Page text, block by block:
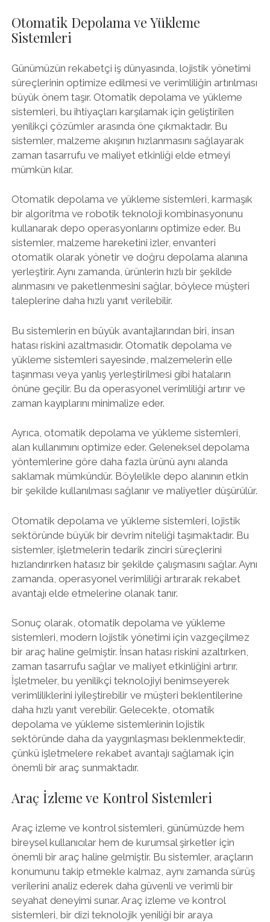
Otomatik Depolama ve Yükleme
Sistemleri
Günümüzün rekabetçi iş dünyasında, lojistik yönetimi
süreçlerinin optimize edilmesi ve verimliliğin artırılması
büyük önem taşır. Otomatik depolama ve yükleme
sistemleri, bu ihtiyaçları karşılamak için geliştirilen
yenilikçi çözümler arasında öne çıkmaktadır. Bu
sistemler, malzeme akışının hızlanmasını sağlayarak
zaman tasarrufu ve maliyet etkinliği elde etmeyi
mümkün kılar.
Otomatik depolama ve yükleme sistemleri, karmaşık
bir algoritma ve robotik teknoloji kombinasyonunu
kullanarak depo operasyonlarını optimize eder. Bu
sistemler, malzeme hareketini izler, envanteri
otomatik olarak yönetir ve doğru depolama alanına
yerleştirir. Aynı zamanda, ürünlerin hızlı bir şekilde
alınmasını ve paketlenmesini sağlar, böylece müşteri
taleplerine daha hızlı yanıt verilebilir.
Bu sistemlerin en büyük avantajlarından biri, insan
hatası riskini azaltmasıdır. Otomatik depolama ve
yükleme sistemleri sayesinde, malzemelerin elle
taşınması veya yanlış yerleştirilmesi gibi hataların
önüne geçilir. Bu da operasyonel verimliliği artırır ve
zaman kayıplarını minimalize eder.
Ayrıca, otomatik depolama ve yükleme sistemleri,
alan kullanımını optimize eder. Geleneksel depolama
yöntemlerine göre daha fazla ürünü aynı alanda
saklamak mümkündür. Böylelikle depo alanının etkin
bir şekilde kullanılması sağlanır ve maliyetler düşürülür.
Otomatik depolama ve yükleme sistemleri, lojistik
sektöründe büyük bir devrim niteliği taşımaktadır. Bu
sistemler, işletmelerin tedarik zinciri süreçlerini
hızlandırırken hatasız bir şekilde çalışmasını sağlar. Aynı
zamanda, operasyonel verimliliği artırarak rekabet
avantajı elde etmelerine olanak tanır.
Sonuç olarak, otomatik depolama ve yükleme
sistemleri, modern lojistik yönetimi için vazgeçilmez
bir araç haline gelmiştir. İnsan hatası riskini azaltırken,
zaman tasarrufu sağlar ve maliyet etkinliğini artırır.
İşletmeler, bu yenilikçi teknolojiyi benimseyerek
verimliliklerini iyileştirebilir ve müşteri beklentilerine
daha hızlı yanıt verebilir. Gelecekte, otomatik
depolama ve yükleme sistemlerinin lojistik
sektöründe daha da yaygınlaşması beklenmektedir,
çünkü işletmelere rekabet avantajı sağlamak için
önemli bir araç sunmaktadır.
Araç İzleme ve Kontrol Sistemleri
Araç izleme ve kontrol sistemleri, günümüzde hem
bireysel kullanıcılar hem de kurumsal şirketler için
önemli bir araç haline gelmiştir. Bu sistemler, araçların
konumunu takip etmekle kalmaz, aynı zamanda sürüş
verilerini analiz ederek daha güvenli ve verimli bir
seyahat deneyimi sunar. Araç izleme ve kontrol
sistemleri, bir dizi teknolojik yeniliği bir araya